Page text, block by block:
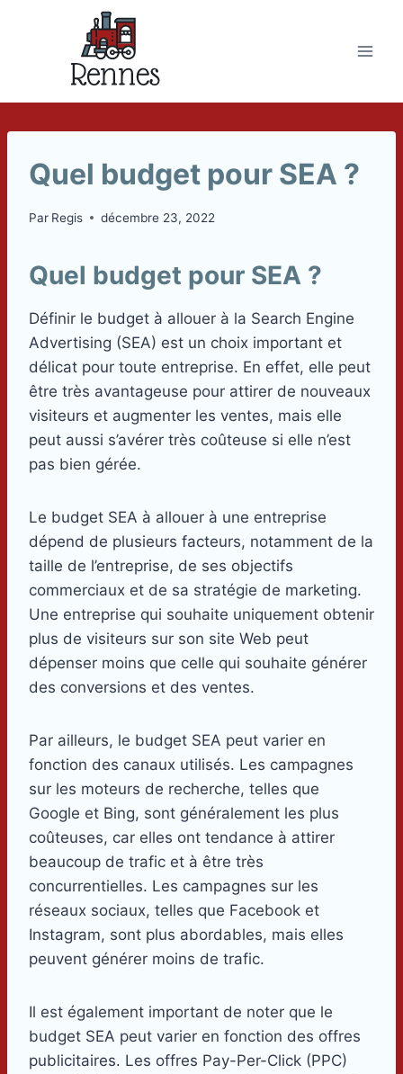
Quel budget pour SEA ?
Par Regis décembre 23, 2022
Quel budget pour SEA ?
Définir le budget à allouer à la Search Engine
Advertising (SEA) est un choix important et
délicat pour toute entreprise. En effet, elle peut
être très avantageuse pour attirer de nouveaux
visiteurs et augmenter les ventes, mais elle
peut aussi s’avérer très coûteuse si elle n’est
pas bien gérée.
Le budget SEA à allouer à une entreprise
dépend de plusieurs facteurs, notamment de la
taille de l’entreprise, de ses objectifs
commerciaux et de sa stratégie de marketing.
Une entreprise qui souhaite uniquement obtenir
plus de visiteurs sur son site Web peut
dépenser moins que celle qui souhaite générer
des conversions et des ventes.
Par ailleurs, le budget SEA peut varier en
fonction des canaux utilisés. Les campagnes
sur les moteurs de recherche, telles que
Google et Bing, sont généralement les plus
coûteuses, car elles ont tendance à attirer
beaucoup de trafic et à être très
concurrentielles. Les campagnes sur les
réseaux sociaux, telles que Facebook et
Instagram, sont plus abordables, mais elles
peuvent générer moins de trafic.
Il est également important de noter que le
budget SEA peut varier en fonction des offres
publicitaires. Les offres Pay-Per-Click (PPC)